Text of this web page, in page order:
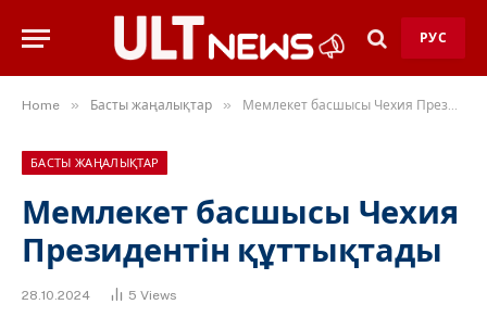
РУС
Home » Басты жаңалықтар » Мемлекет басшысы Чехия Президентін құттықтады
БАСТЫ ЖАҢАЛЫҚТАР
Мемлекет басшысы Чехия
Президентін құттықтады
28.10.2024 5 Views